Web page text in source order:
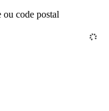
ou code postal